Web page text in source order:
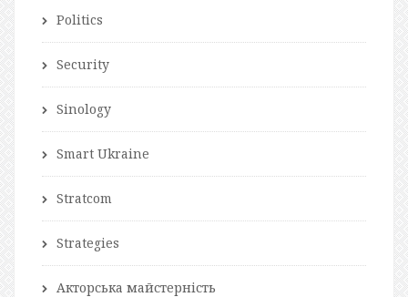
Politics
Security
Sinology
Smart Ukraine
Stratcom
Strategies
Акторська майстерність